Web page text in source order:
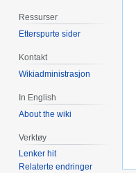
Ressurser
Etterspurte sider
Kontakt
Wikiadministrasjon
In English
About the wiki
Verktøy
Lenker hit
Relaterte endringer